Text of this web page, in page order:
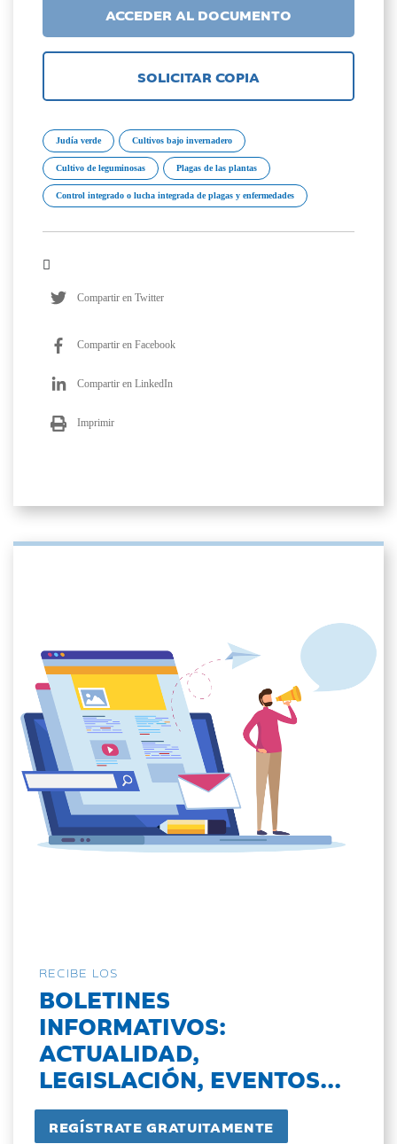
ACCEDER AL DOCUMENTO
SOLICITAR COPIA
Judía verde Cultivos bajo invernadero
Cultivo de leguminosas Plagas de las plantas
Control integrado o lucha integrada de plagas y enfermedades
Compartir en Twitter
Compartir en Facebook
Compartir en LinkedIn
Imprimir
RECIBE LOS
BOLETINES
INFORMATIVOS:
ACTUALIDAD,
LEGISLACIÓN, EVENTOS...